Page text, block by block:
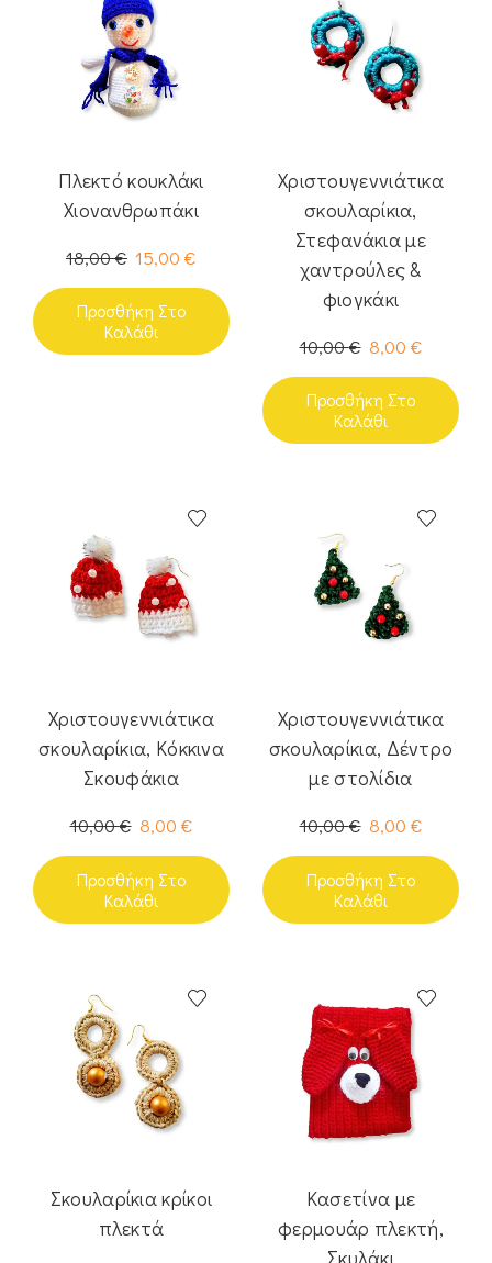
Πλεκτό κουκλάκι
Χιονανθρωπάκι
18,00€ 15,00 €
Προσθήκη Στο
Καλάθι
Χριστουγεννιάτικα
σκουλαρίκια,
Στεφανάκια με
χαντρούλες &
φιογκάκι
10,00€ 8,00 €
Προσθήκη Στο
Καλάθι
Χριστουγεννιάτικα
σκουλαρίκια, Κόκκινα
Σκουφάκια
10,00€ 8,00 €
Προσθήκη Στο
Καλάθι
Χριστουγεννιάτικα
σκουλαρίκια, Δέντρο
με στολίδια
10,00€ 8,00 €
Προσθήκη Στο
Καλάθι
Σκουλαρίκια κρίκοι
πλεκτά
Κασετίνα με
φερμουάρ πλεκτή,
Σκυλάκι